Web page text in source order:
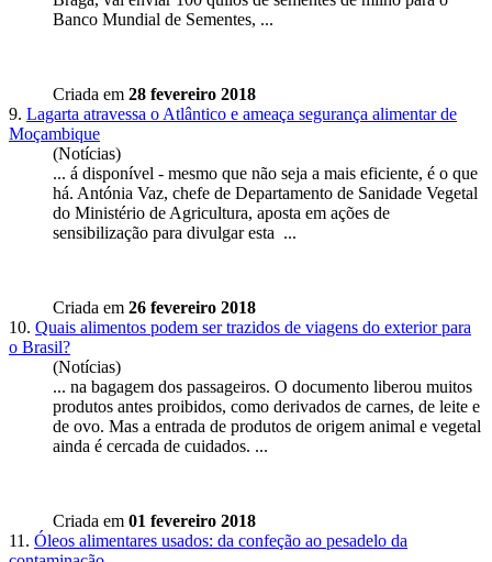
Banco Mundial de Sementes, ...
Criada em 28 fevereiro 2018
9. Lagarta atravessa o Atlântico e ameaça segurança alimentar de
Moçambique
(Notícias)
... á disponível - mesmo que não seja a mais eficiente, é o que
há. Antónia Vaz, chefe de Departamento de Sanidade Vegetal
do Ministério de Agricultura, aposta em ações de
sensibilização para divulgar esta ...
Criada em 26 fevereiro 2018
10. Quais alimentos podem ser trazidos de viagens do exterior para
o Brasil?
(Notícias)
... na bagagem dos passageiros. O documento liberou muitos
produtos antes proibidos, como derivados de carnes, de leite e
de ovo. Mas a entrada de produtos de origem animal e vegetal
ainda é cercada de cuidados. ...
Criada em 01 fevereiro 2018
11. Óleos alimentares usados: da confeção ao pesadelo da